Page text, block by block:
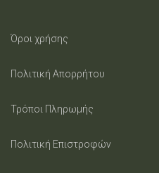
Όροι χρήσης
Πολιτική Απορρήτου
Τρόποι Πληρωμής
Πολιτική Επιστροφών